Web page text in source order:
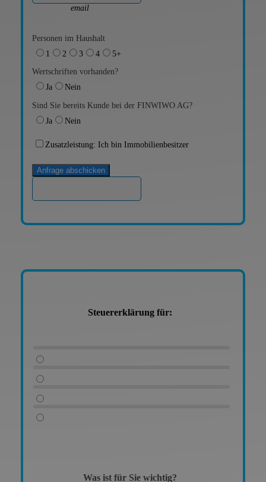
email
Personen im Haushalt
1
2 3 4 5+
Wertschriften vorhanden?
Ja
Nein
Sind Sie bereits Kunde bei der FINWIWO AG?
Ja
Nein
Zusatzleistung: Ich bin Immobilienbesitzer
Anfrage abschicken
Steuererklärung für:
Was ist für Sie wichtig?